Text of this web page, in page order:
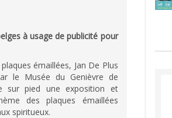
à usage de publicité pour
émaillées, Jan De Plus
le Musée du Genièvre de
sur pied une exposition et
des plaques émaillées
spiritueux.